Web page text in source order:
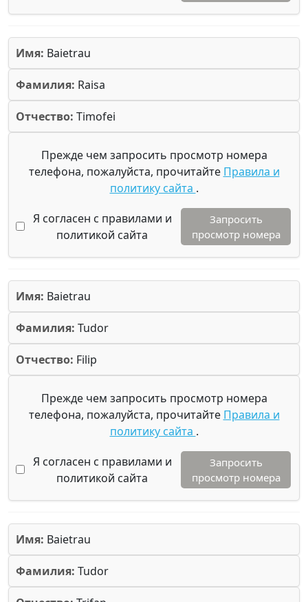
Имя: Baietrau
Фамилия: Raisa
Отчество: Timofei
Прежде чем запросить просмотр номера
телефона, пожалуйста, прочитайте Правила и
политику сайта .
Я согласен с правилами и
политикой сайта
Запросить
просмотр номера
Имя: Baietrau
Фамилия: Tudor
Отчество: Filip
Прежде чем запросить просмотр номера
телефона, пожалуйста, прочитайте Правила и
политику сайта .
Я согласен с правилами и
политикой сайта
Запросить
просмотр номера
Имя: Baietrau
Фамилия: Tudor